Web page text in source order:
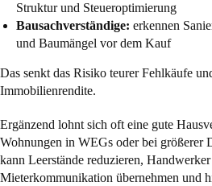
Struktur und Steueroptimierung
Bausachverständige: erkennen
und Baumängel vor dem Kauf
Das senkt das Risiko teurer Fehlkäufe
Immobilienrendite.
Ergänzend lohnt sich oft eine gute
Wohnungen in WEGs oder bei größerer
kann Leerstände reduzieren,
Mieterkommunikation übernehmen und